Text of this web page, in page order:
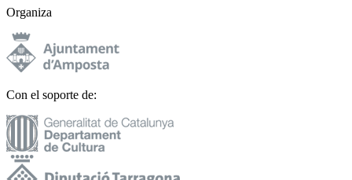
Organiza
Con el soporte de: